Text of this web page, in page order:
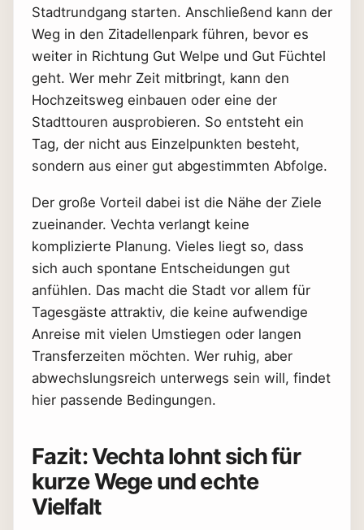
Stadtrundgang starten. Anschließend kann der
Weg in den Zitadellenpark führen, bevor es
weiter in Richtung Gut Welpe und Gut Füchtel
geht. Wer mehr Zeit mitbringt, kann den
Hochzeitsweg einbauen oder eine der
Stadttouren ausprobieren. So entsteht ein
Tag, der nicht aus Einzelpunkten besteht,
sondern aus einer gut abgestimmten Abfolge.
Der große Vorteil dabei ist die Nähe der Ziele
zueinander. Vechta verlangt keine
komplizierte Planung. Vieles liegt so, dass
sich auch spontane Entscheidungen gut
anfühlen. Das macht die Stadt vor allem für
Tagesgäste attraktiv, die keine aufwendige
Anreise mit vielen Umstiegen oder langen
Transferzeiten möchten. Wer ruhig, aber
abwechslungsreich unterwegs sein will, findet
hier passende Bedingungen.
Fazit: Vechta lohnt sich für
kurze Wege und echte
Vielfalt